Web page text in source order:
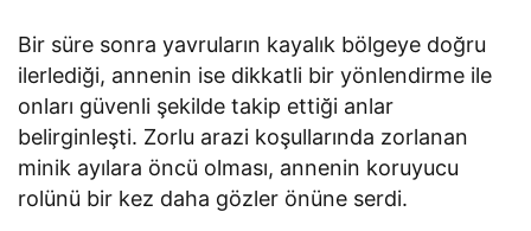
Bir süre sonra yavruların kayalık bölgeye doğru
ilerlediği, annenin ise dikkatli bir yönlendirme ile
onları güvenli şekilde takip ettiği anlar
belirginleşti. Zorlu arazi koşullarında zorlanan
minik ayılara öncü olması, annenin koruyucu
rolünü bir kez daha gözler önüne serdi.